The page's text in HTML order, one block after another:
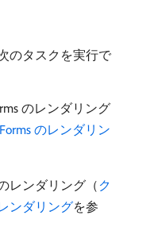
のタスクを実行で
のレンダリング
のレンダリン
レンダリング（ク
ンダリングを参